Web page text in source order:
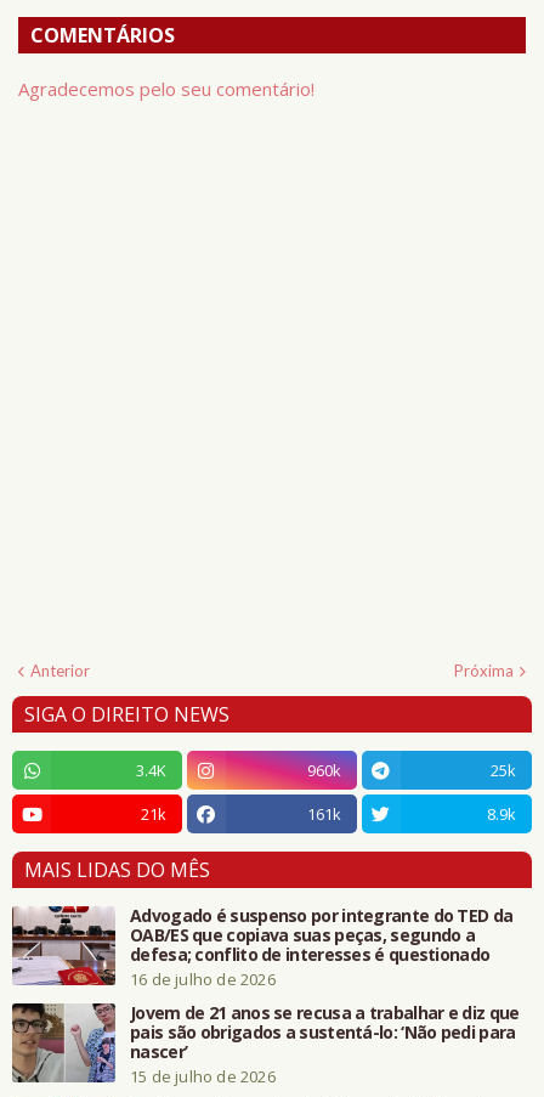
COMENTÁRIOS
Agradecemos pelo seu comentário!
Anterior Próxima
SIGA O DIREITO NEWS
3.4K 960k
25k
21k
161k 8.9k
MAIS LIDAS DO MÊS
Advogado é suspenso por integrante do TED da
OAB/ES que copiava suas peças, segundo a
defesa; conflito de interesses é questionado
16 de julho de 2026
Jovem de 21 anos se recusa a trabalhar e diz que
pais são obrigados a sustentá-lo: ‘Não pedi para
nascer’
15 de julho de 2026